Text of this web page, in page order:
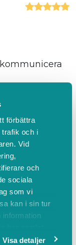
förbättra
trafik och i
Vid
och
sociala
som vi
kan i sin tur
information
Visa detaljer
smälter